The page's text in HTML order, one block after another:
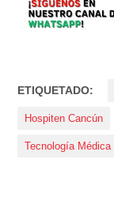
ETIQUETADO:
Hospiten Cancún
Tecnología Médica